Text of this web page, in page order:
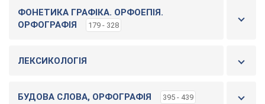
ФОНЕТИКА ГРАФІКА. ОРФОЕПІЯ.
ОРФОГРАФІЯ
179 - 328
ЛЕКСИКОЛОГІЯ
БУДОВА СЛОВА, ОРФОГРАФІЯ 395 - 439